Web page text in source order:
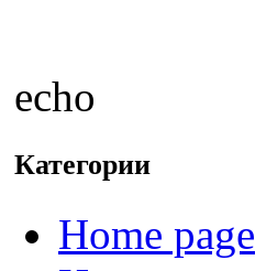
echo
Категории
Home page